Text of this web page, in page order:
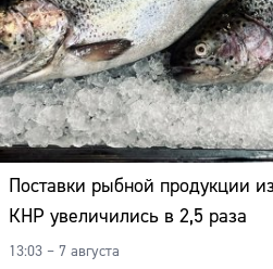
Поставки рыбной продукции
КНР увеличились в 2,5 раза
13:03 – 7 августа